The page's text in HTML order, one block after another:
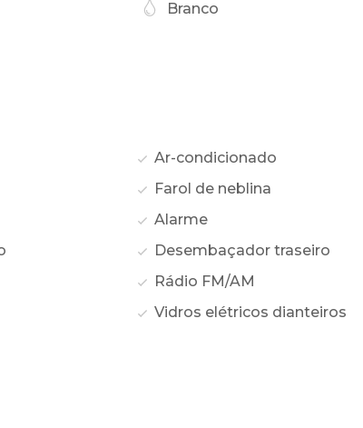
Branco
Ar-condicionado
Farol de neblina
Alarme
Desembaçador traseiro
Rádio FM/AM
Vidros elétricos dianteiros